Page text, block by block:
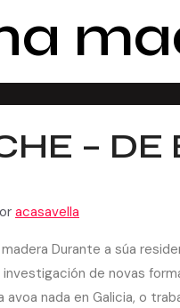
–
acasavella
Durante a súa
de novas
avoa nada en Galicia, o